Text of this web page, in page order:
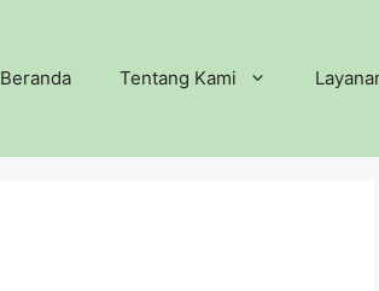
Beranda Tentang Kami